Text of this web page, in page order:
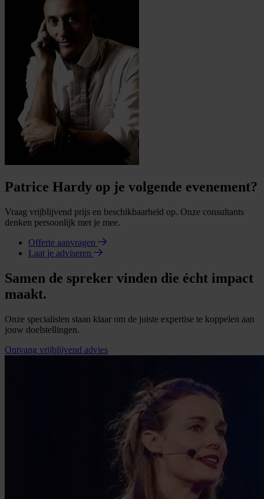
Patrice Hardy op je volgende evenement?
Vraag vrijblijvend prijs en beschikbaarheid op. Onze consultants
denken persoonlijk met je mee.
Offerte aanvragen
Laat je adviseren
Samen de spreker vinden die écht impact
maakt.
Onze specialisten staan klaar om de juiste expertise te koppelen aan
jouw doelstellingen.
Ontvang vrijblijvend advies